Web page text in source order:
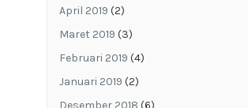
April 2019 (2)
Maret 2019 (3)
Februari 2019 (4)
Januari 2019 (2)
Desember 2018 (6)